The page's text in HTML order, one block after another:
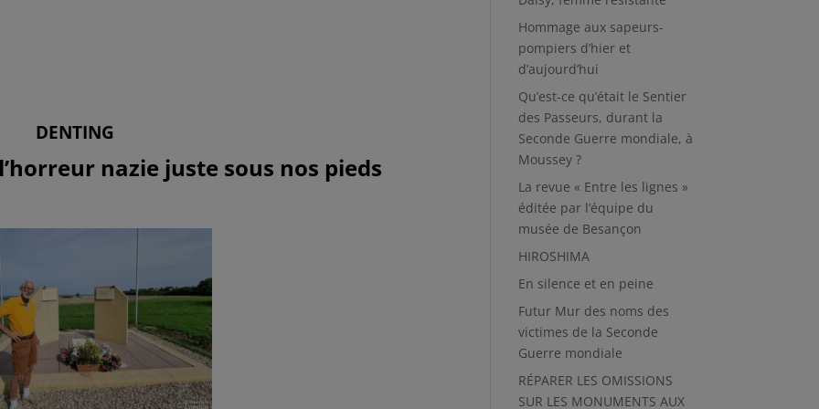
DENTING
l’horreur nazie juste sous nos pieds
Hommage aux sapeurs-
pompiers d’hier et
d’aujourd’hui
Qu’est-ce qu’était le Sentier
des Passeurs, durant la
Seconde Guerre mondiale, à
Moussey ?
La revue « Entre les lignes »
éditée par l’équipe du
musée de Besançon
HIROSHIMA
En silence et en peine
Futur Mur des noms des
victimes de la Seconde
Guerre mondiale
RÉPARER LES OMISSIONS
SUR LES MONUMENTS AUX